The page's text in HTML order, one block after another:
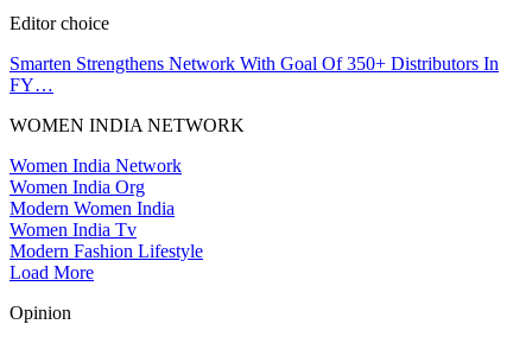
Editor choice
Smarten Strengthens Network With Goal Of 350+ Distributors In
FY…
WOMEN INDIA NETWORK
Women India Network
Women India Org
Modern Women India
Women India Tv
Modern Fashion Lifestyle
Load More
Opinion